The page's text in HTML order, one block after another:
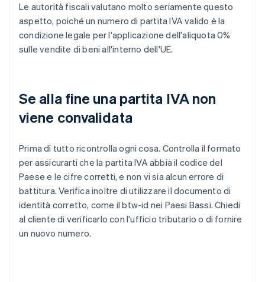
Le autorità fiscali valutano molto seriamente questo
aspetto, poiché un numero di partita IVA valido è la
condizione legale per l'applicazione dell'aliquota 0%
sulle vendite di beni all'interno dell'UE.
Se alla fine una partita IVA non
viene convalidata
Prima di tutto ricontrolla ogni cosa. Controlla il formato
per assicurarti che la partita IVA abbia il codice del
Paese e le cifre corretti, e non vi sia alcun errore di
battitura. Verifica inoltre di utilizzare il documento di
identità corretto, come il btw-id nei Paesi Bassi. Chiedi
al cliente di verificarlo con l'ufficio tributario o di fornire
un nuovo numero.